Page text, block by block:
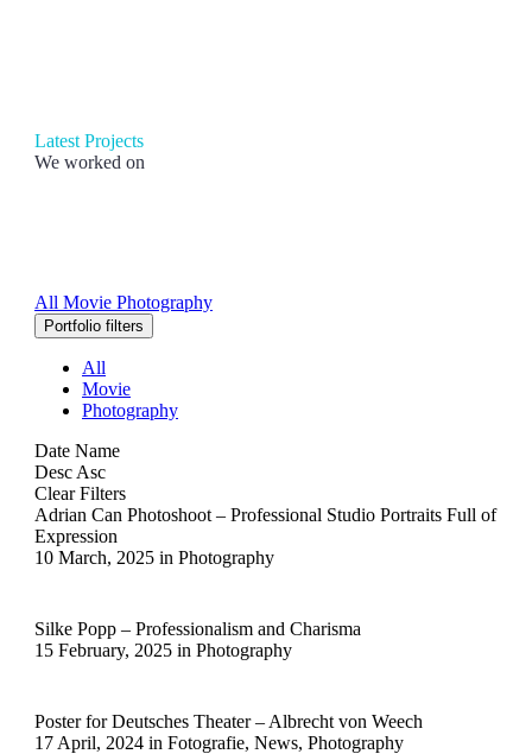
Latest Projects
We worked on
All Movie Photography
Portfolio filters
All
Movie
Photography
Date Name
Desc Asc
Clear Filters
Adrian Can Photoshoot – Professional Studio Portraits Full of
Expression
10 March, 2025 in Photography
Silke Popp – Professionalism and Charisma
15 February, 2025 in Photography
Poster for Deutsches Theater – Albrecht von Weech
17 April, 2024 in Fotografie, News, Photography